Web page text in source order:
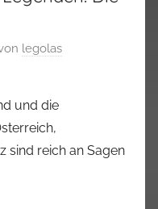
legolas
und die
sind reich an Sagen